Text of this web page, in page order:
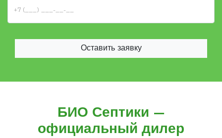
Оставить заявку
БИО Септики —
официальный дилер